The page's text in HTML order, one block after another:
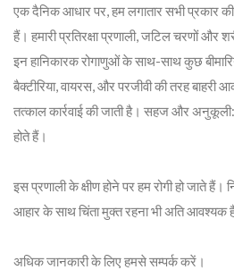
एक दैनिक आधार पर, हम लगातार सभी प्रकार
हैं। हमारी प्रतिरक्षा प्रणाली, जटिल चरणों और
इन हानिकारक रोगाणुओं के साथ-साथ कुछ
बैक्टीरिया, वायरस, और परजीवी की तरह बाहरी
तत्काल कार्रवाई की जाती है। सहज और
होते हैं।
इस प्रणाली के क्षीण होने पर हम रोगी हो जाते
आहार के साथ चिंता मुक्त रहना भी अति आवश्यक
अधिक जानकारी के लिए हमसे सम्पर्क करें।